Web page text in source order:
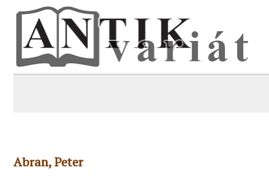
Abran, Peter